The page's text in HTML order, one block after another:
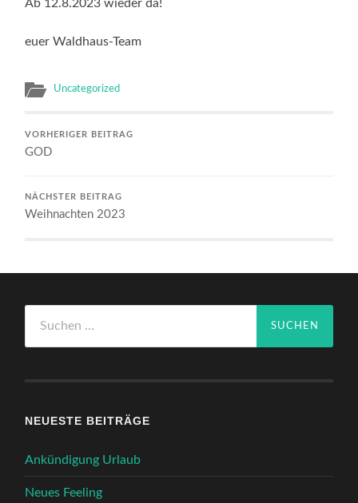
Ab 12.8.2023 wieder da!
euer Waldhaus-Team
Uncategorized
VORHERIGER BEITRAG
GOD
NÄCHSTER BEITRAG
Weihnachten 2023
nach:
NEUESTE BEITRÄGE
Ankündigung Urlaub
Neues Feeling